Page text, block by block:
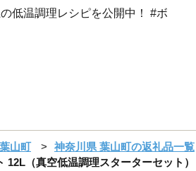
低温調理レシピを公開中！ #ボ
山町
神奈川県 葉山町の返礼品一覧
（真空低温調理スターターセット